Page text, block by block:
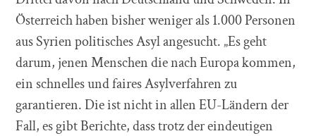
Österreich haben bisher weniger als 1.000 Personen
aus Syrien politisches Asyl angesucht. „Es geht
darum, jenen Menschen die nach Europa kommen,
ein schnelles und faires Asylverfahren zu
garantieren. Die ist nicht in allen EU-Ländern der
Fall, es gibt Berichte, dass trotz der eindeutigen